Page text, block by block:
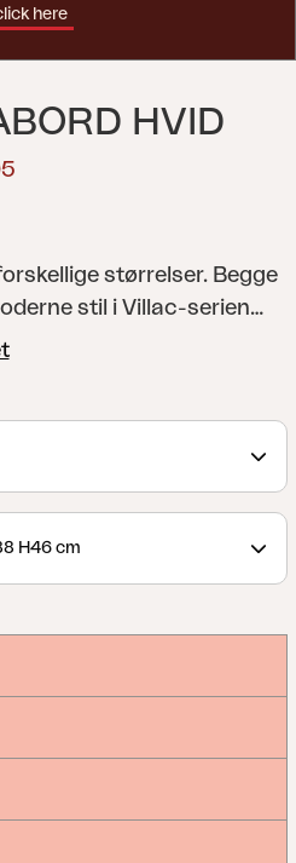
HVID
størrelser. Begge
stil i Villac-serien
skrånende ben. De kan
der kan sættes sammen
kombinationer. Villac-
en lænestol med eller
blive til en sofa,
og skabe din helt egen
af omhyggeligt
fleksibel og praktisk
H46 cm
here